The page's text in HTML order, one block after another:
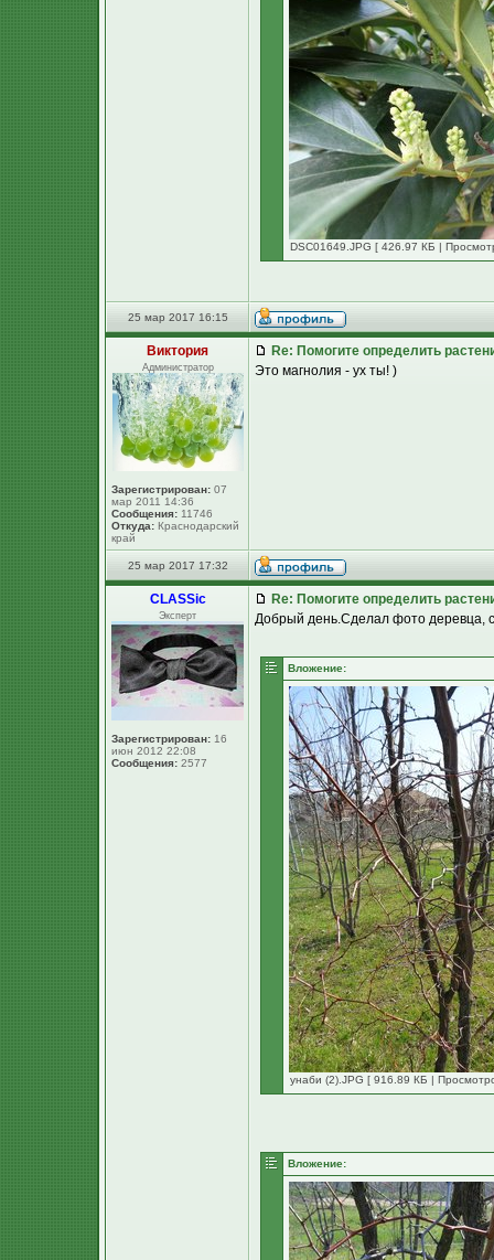
DSC01649.JPG [ 426.97 КБ |
25 мар 2017 16:15
Виктория
Администратор
Зарегистрирован: 07
мар 2011 14:36
Сообщения: 11746
Откуда: Краснодарский
край
Re: Помогите определить
Это магнолия - ух ты! )
25 мар 2017 17:32
CLASSic
Эксперт
Зарегистрирован: 16
июн 2012 22:08
Сообщения: 2577
Re: Помогите определить
Добрый день.Сделал фото деревца,
Вложение:
унаби (2).JPG [ 916.89 КБ |
Вложение: